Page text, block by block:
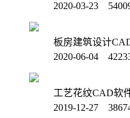
2020-03-23
板房建筑设计
2020-06-04
工艺花纹CAD软
2019-12-27